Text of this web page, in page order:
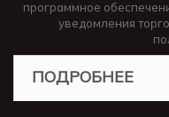
программное
уведомления
ПОДРОБНЕЕ